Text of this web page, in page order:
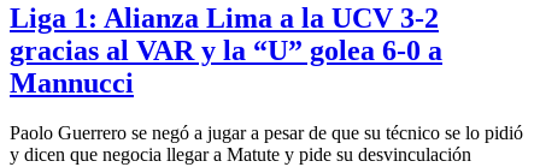
Liga 1: Alianza Lima a la UCV 3-2
gracias al VAR y la “U” golea 6-0 a
Mannucci
Paolo Guerrero se negó a jugar a pesar de que su técnico se lo pidió
y dicen que negocia llegar a Matute y pide su desvinculación